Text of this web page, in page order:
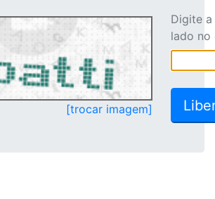
[trocar imagem]
Digite
lado no